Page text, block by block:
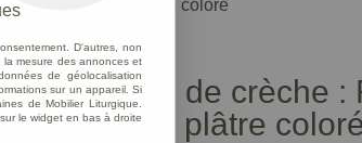
Melchior, en plâtre coloré
de crèche :
Melchior, en plâtre
D'autres, non
mesure des annonces et
de géolocalisation
sur un appareil. Si
de Mobilier Liturgique.
le widget en bas à droite